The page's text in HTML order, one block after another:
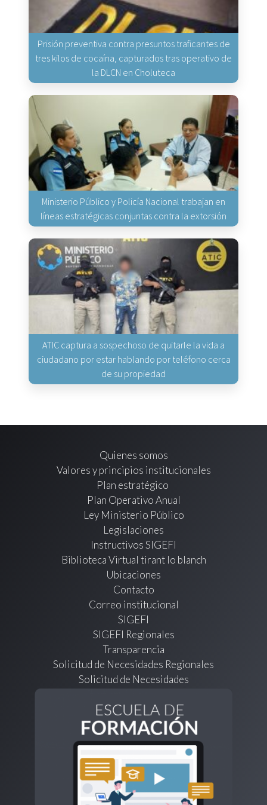
Prisión preventiva contra presuntos traficantes de
tres kilos de cocaína, capturados tras operativo de
la DLCN en Choluteca
Ministerio Público y Policía Nacional trabajan en
líneas estratégicas conjuntas contra la extorsión
ATIC captura a sospechoso de quitarle la vida a
ciudadano por estar hablando por teléfono cerca
de su propiedad
Quienes somos
Valores y principios institucionales
Plan estratégico
Plan Operativo Anual
Ley Ministerio Público
Legislaciones
Instructivos SIGEFI
Biblioteca Virtual tirant lo blanch
Ubicaciones
Contacto
Correo institucional
SIGEFI
SIGEFI Regionales
Transparencia
Solicitud de Necesidades Regionales
Solicitud de Necesidades